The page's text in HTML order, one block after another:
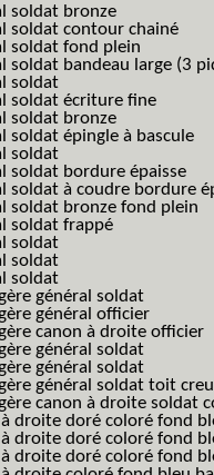
soldat bronze
soldat contour chainé
soldat fond plein
soldat bandeau large (3
soldat
soldat écriture fine
soldat bronze
soldat épingle à bascule
soldat
soldat bordure épaisse
soldat à coudre bordure
soldat bronze fond plein
soldat frappé
soldat
soldat
soldat
général soldat
général officier
canon à droite officier
général soldat
général soldat
général soldat toit
canon à droite soldat
à droite doré coloré fond
à droite doré coloré fond
à droite doré coloré fond